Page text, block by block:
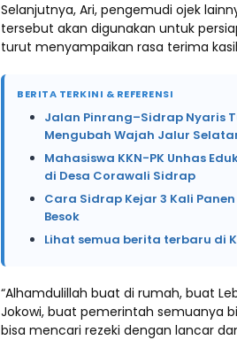
Selanjutnya, Ari, pengemudi ojek
tersebut akan digunakan untuk
turut menyampaikan rasa terima
BERITA TERKINI & REFERENSI
Jalan Pinrang–Sidrap Nyaris
Mengubah Wajah Jalur
Mahasiswa KKN-PK Unhas
di Desa Corawali Sidrap
Cara Sidrap Kejar 3 Kali
Besok
Lihat semua berita terbaru di
“Alhamdulillah buat di rumah, buat
Jokowi, buat pemerintah semuanya
bisa mencari rezeki dengan lancar